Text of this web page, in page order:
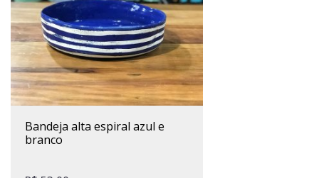
bandeja alta espiral azul e
branco